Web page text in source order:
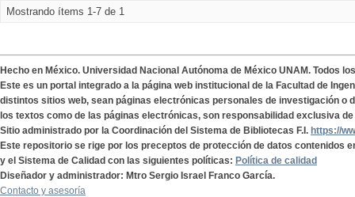
Mostrando ítems 1-7 de 1
Hecho en México. Universidad Nacional Autónoma de México UNAM. Todos
Este es un portal integrado a la página web institucional de la Facultad de
distintos sitios web, sean páginas electrónicas personales de investigación o
los textos como de las páginas electrónicas, son responsabilidad exclusiva
Sitio administrado por la Coordinación del Sistema de Bibliotecas F.I. https://
Este repositorio se rige por los preceptos de protección de datos contenidos
y el Sistema de Calidad con las siguientes políticas: Política de calidad
Diseñador y administrador: Mtro Sergio Israel Franco García.
Contacto y asesoría